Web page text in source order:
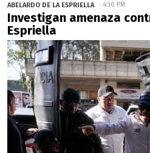
ABELARDO DE LA ESPRIELLA 4:30 PM
Investigan amenaza
Espriella